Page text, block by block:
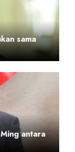
sama
antara